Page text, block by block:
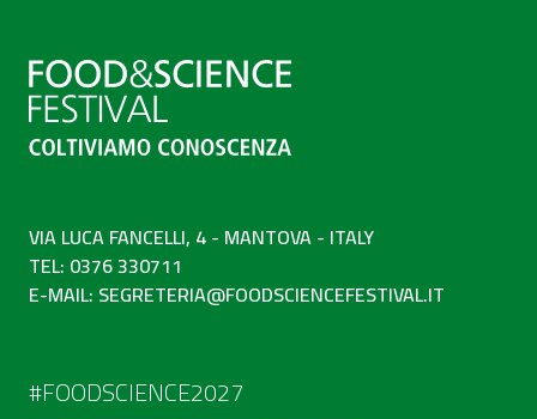
VIA LUCA FANCELLI, 4 - MANTOVA - ITALY
TEL: 0376 330711
E-MAIL: SEGRETERIA@FOODSCIENCEFESTIVAL.IT
#FOODSCIENCE2027